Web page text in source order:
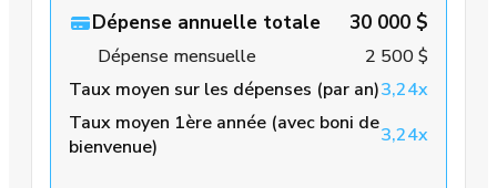
Dépense annuelle totale 30 000 $
Dépense mensuelle
2 500 $
Taux moyen sur les dépenses (par an)3,24x
Taux moyen 1ère année (avec boni de
bienvenue)
3,24x